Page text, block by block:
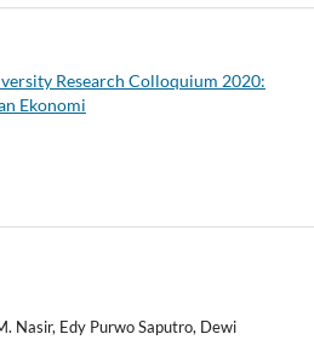
Research Colloquium 2020:
Ekonomi
Nasir, Edy Purwo Saputro, Dewi